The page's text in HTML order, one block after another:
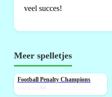
veel succes!
Meer spelletjes
NIEUW
Football Penalty Champions
0,0